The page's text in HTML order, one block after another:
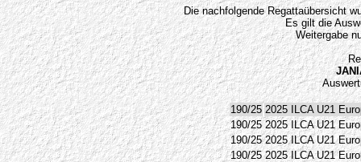
Die nachfolgende Regattaübersicht
Es gilt die
Weitergabe
190/25 2025 ILCA U21
190/25 2025 ILCA U21
190/25 2025 ILCA U21
190/25 2025 ILCA U21